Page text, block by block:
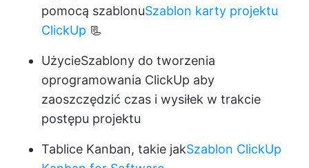
pomocą szablonuSzablon karty projektu
ClickUp 📃
UżycieSzablony do tworzenia
oprogramowania ClickUp aby
zaoszczędzić czas i wysiłek w trakcie
postępu projektu
Tablice Kanban, takie jakSzablon ClickUp